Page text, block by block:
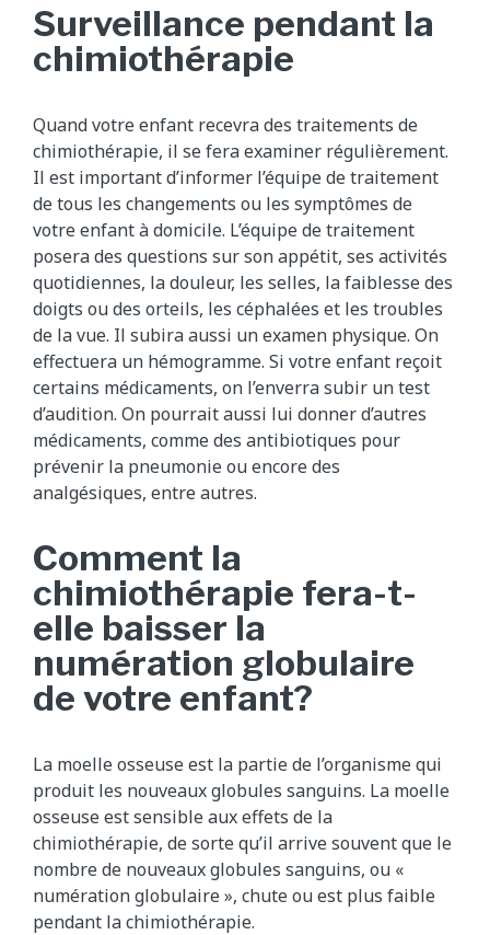
Surveillance pendant la
chimiothérapie
Quand votre enfant recevra des traitements de
chimiothérapie, il se fera examiner régulièrement.
Il est important d’informer l’équipe de traitement
de tous les changements ou les symptômes de
votre enfant à domicile. L’équipe de traitement
posera des questions sur son appétit, ses activités
quotidiennes, la douleur, les selles, la faiblesse des
doigts ou des orteils, les céphalées et les troubles
de la vue. Il subira aussi un examen physique. On
effectuera un hémogramme. Si votre enfant reçoit
certains médicaments, on l’enverra subir un test
d’audition. On pourrait aussi lui donner d’autres
médicaments, comme des antibiotiques pour
prévenir la pneumonie ou encore des
analgésiques, entre autres.
Comment la
chimiothérapie fera-t-
elle baisser la
numération globulaire
de votre enfant?
La moelle osseuse est la partie de l’organisme qui
produit les nouveaux globules sanguins. La moelle
osseuse est sensible aux effets de la
chimiothérapie, de sorte qu’il arrive souvent que le
nombre de nouveaux globules sanguins, ou «
numération globulaire », chute ou est plus faible
pendant la chimiothérapie.